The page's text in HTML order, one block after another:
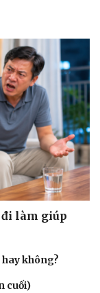
làm giúp
không?
cuối)